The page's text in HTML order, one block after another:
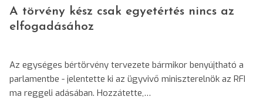
A törvény kész csak egyetértés nincs az
elfogadásához
Az egységes bértörvény tervezete bármikor benyújtható a
parlamentbe - jelentette ki az ügyvivő miniszterelnök az RFI
ma reggeli adásában. Hozzátette,…